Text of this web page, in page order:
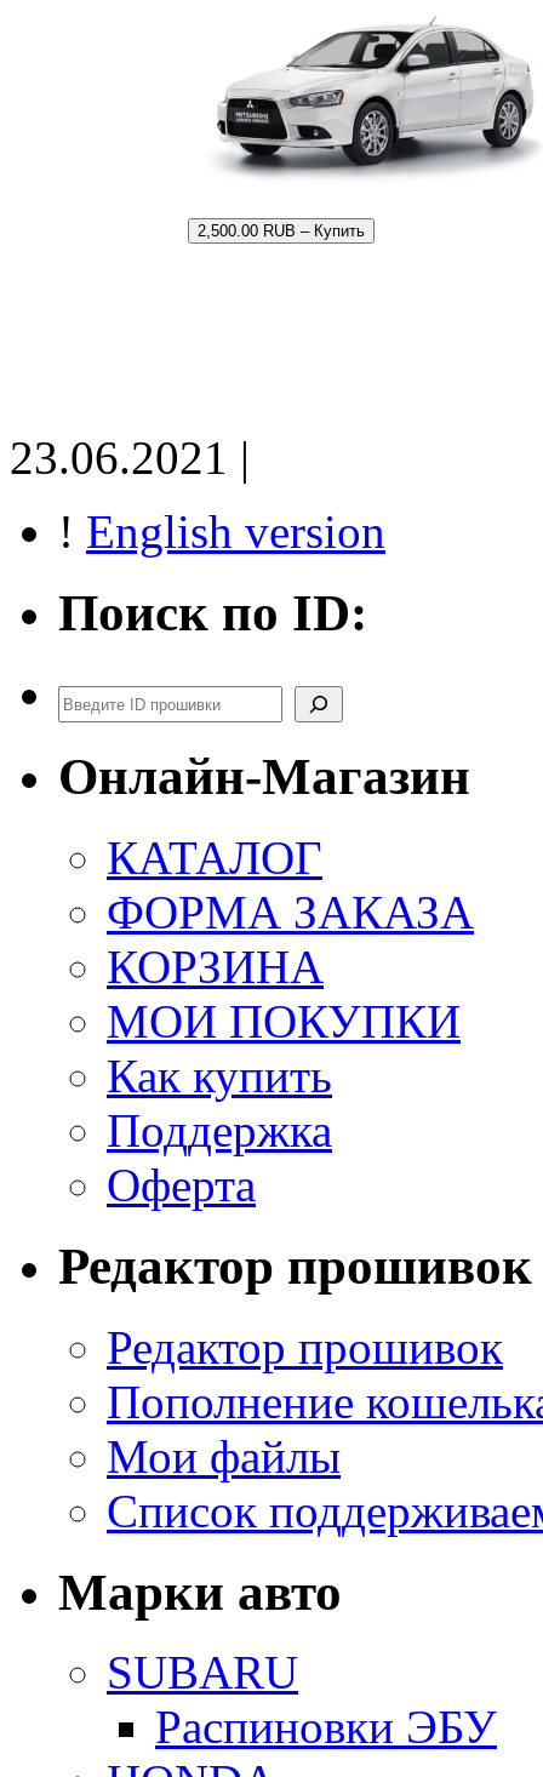
2,500.00 RUB – Купить
23.06.2021 |
! English version
Поиск по ID:
Поиск
Онлайн-Магазин
КАТАЛОГ
ФОРМА ЗАКАЗА
КОРЗИНА
МОИ ПОКУПКИ
Как купить
Поддержка
Оферта
Редактор прошивок
Редактор прошивок
Пополнение
Мои файлы
Список
Марки авто
SUBARU
Распиновки ЭБУ